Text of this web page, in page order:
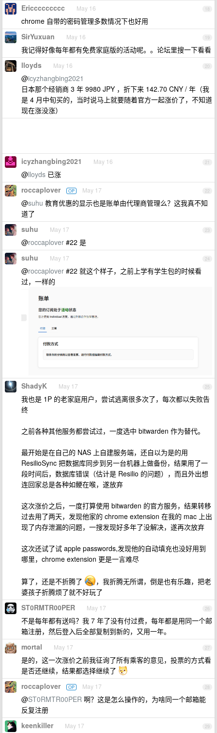
18
Ericcccccccc May 16
chrome 自带的密码管理多数情况下也好用
19
SirYuxuan May 16
我记得好像每年都有免费家庭版的活动呢。。论坛里搜一下看看
20
lloyds May 16
@icyzhangbing2021
日本那个经销商 3 年 9980 JPY ，折下来 142.70 CNY / 年（我
是 4 月中旬买的，当时说马上就要随着官方一起涨价了，不知道
现在涨没涨）
21
icyzhangbing2021 May 16
@lloyds 已涨
22
roccaplover OP May 17
@suhu 教育优惠的显示也是账单由代理商管理么？这我真不知
道了
23
suhu May 17
@roccaplover #22 是
24
suhu May 17
@roccaplover #22 就这个样子，之前上学有学生包的时候看
过，一样的
25
ShadyK May 17
我也是 1P 的老家庭用户，尝试逃离很多次了，每次都以失败告
终
之前各种其他服务都尝试过，一度选中 bitwarden 作为替代。
最开始是在自己的 NAS 上自建服务端，还自以为是的用
ResilioSync 把数据库同步到另一台机器上做备份，结果用了一
段时间后，数据库错误（估计是 Resilio 的问题），而且外出想
连回家总是各种如鲠在喉，遂放弃
这次涨价之后，一度打算使用 bitwarden 的官方服务，结果转移
过去用了两天，发现他家的 chrome extension 在我的 mac 上出
现了内存泄漏的问题，一搜发现好多年了没解决，遂再次放弃
这次还试了试 apple passwords,发现他的自动填充也没好用到
哪里，chrome extension 更是一言难尽
算了，还是不折腾了
，我折腾无所谓，倒是也有乐趣，把老
婆孩子折腾烦了就不好玩了
26
ST0RMTR00PER May 17
不是每年都有送吗？我 7 年了没有付过费，每年都是用同一个邮
箱注册，然后登入后全部复制到新的，又用一年。
27
mortal May 17
是的，这一次涨价之前我征询了所有乘客的意见，投票的方式看
是否还继续，结果都选择继续了
28
roccaplover OP May 17
@ST0RMTR00PER 啊？这是怎么操作的，为啥同一个邮箱能
反复注册
29
keenkiller May 17